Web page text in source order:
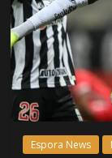
Espora News